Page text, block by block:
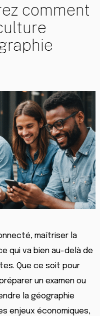
comment
maîtriser la
qui va bien au-delà de
Que ce soit pour
un examen ou
la géographie
enjeux économiques,